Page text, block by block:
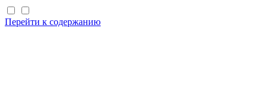
Перейти к содержанию